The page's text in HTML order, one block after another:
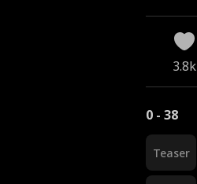
3.8k
0 - 38
Teaser